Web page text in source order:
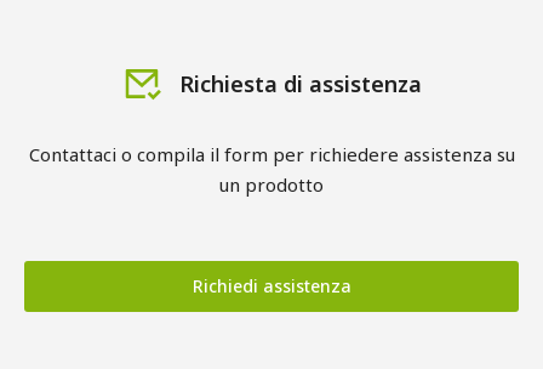
Richiesta di assistenza
Contattaci o compila il form per richiedere assistenza su
un prodotto
Richiedi assistenza